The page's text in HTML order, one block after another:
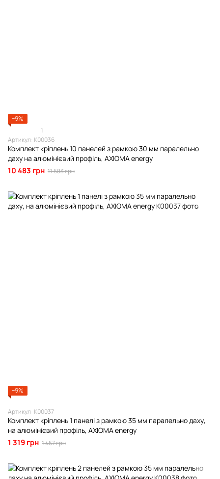
−9%
1
Артикул: К00036
Комплект кріплень 10 панелей з рамкою 30 мм паралельно
даху на алюмінієвий профіль, AXIOMA energy
10 483 грн 11 583 грн
−9%
Артикул: К00037
Комплект кріплень 1 панелі з рамкою 35 мм паралельно даху,
на алюмінієвий профіль, AXIOMA energy
1 319 грн 1 457 грн